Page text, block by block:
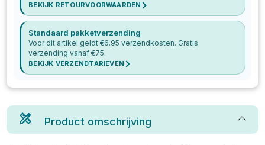
BEKIJK RETOURVOORWAARDEN
Standaard pakketverzending
Voor dit artikel geldt €6.95 verzendkosten. Gratis
verzending vanaf €75.
BEKIJK VERZENDTARIEVEN
Product omschrijving